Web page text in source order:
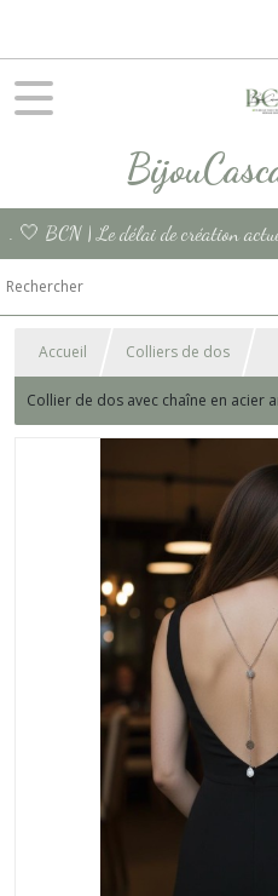
. 🤍 BCN | Le délai de création
Accueil Colliers de dos
Collier de dos avec chaîne en acier
vie - bijoux de mariage - sautoir de